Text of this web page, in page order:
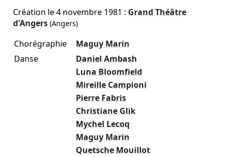
Création le4 novembre 1981 : Grand Théâtre
d'Angers(Angers)
Chorégraphie
Maguy Marin
Danse
Daniel Ambash
Luna Bloomfield
Mireille Campioni
Pierre Fabris
Christiane Glik
Mychel Lecoq
Maguy Marin
Quetsche Mouillot